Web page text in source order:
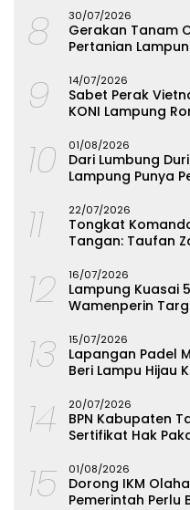
8 30/07/2026
Gerakan Tanam
Pertanian
9 14/07/2026
Sabet Perak
KONI Lampung
10 01/08/2026
Dari Lumbung
Lampung Punya
11 22/07/2026
Tongkat
Tangan: Taufan
12 16/07/2026
Lampung Kuasai
Wamenperin
13 15/07/2026
Lapangan Padel
Beri Lampu Hijau
14 20/07/2026
BPN Kabupaten
Sertifikat Hak
15 01/08/2026
Dorong IKM
Pemerintah Perlu